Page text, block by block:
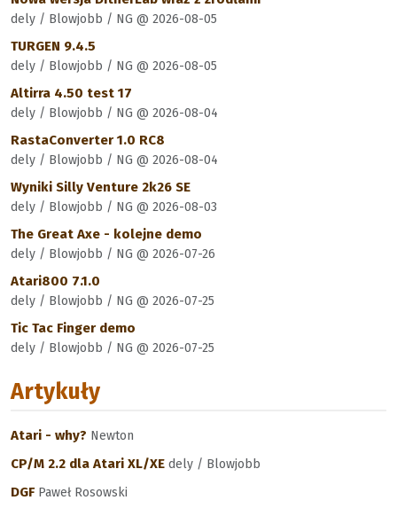
dely / Blowjobb / NG @ 2026-08-05
TURGEN 9.4.5
dely / Blowjobb / NG @ 2026-08-05
Altirra 4.50 test 17
dely / Blowjobb / NG @ 2026-08-04
RastaConverter 1.0 RC8
dely / Blowjobb / NG @ 2026-08-04
Wyniki Silly Venture 2k26 SE
dely / Blowjobb / NG @ 2026-08-03
The Great Axe - kolejne demo
dely / Blowjobb / NG @ 2026-07-26
Atari800 7.1.0
dely / Blowjobb / NG @ 2026-07-25
Tic Tac Finger demo
dely / Blowjobb / NG @ 2026-07-25
Artykuły
Atari - why? Newton
CP/M 2.2 dla Atari XL/XE dely / Blowjobb
DGF Paweł Rosowski